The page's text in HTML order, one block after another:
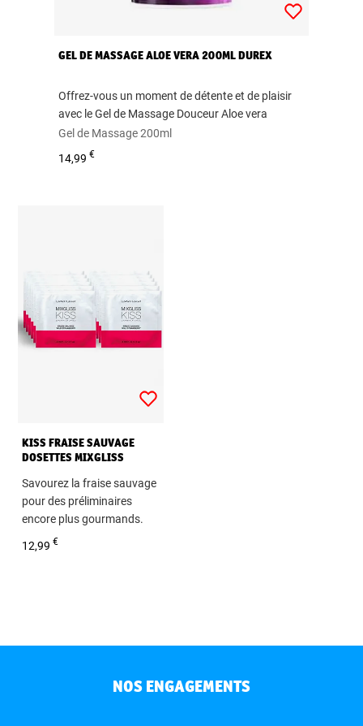
GEL DE MASSAGE ALOE VERA 200ML DUREX
Offrez-vous un moment de détente et de plaisir
avec le Gel de Massage Douceur Aloe vera
Gel de Massage 200ml
14,99€
KISS FRAISE SAUVAGE
DOSETTES MIXGLISS
Savourez la fraise sauvage
pour des préliminaires
encore plus gourmands.
4 ml x 12 dosettes
12,99€
NOS ENGAGEMENTS